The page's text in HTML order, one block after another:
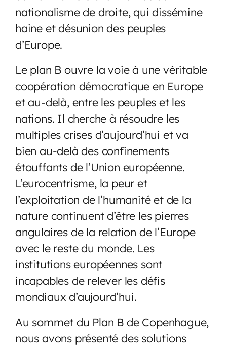
nationalisme de droite, qui dissémine
haine et désunion des peuples
d’Europe.
Le plan B ouvre la voie à une véritable
coopération démocratique en Europe
et au-delà, entre les peuples et les
nations. Il cherche à résoudre les
multiples crises d’aujourd’hui et va
bien au-delà des confinements
étouffants de l’Union européenne.
L’eurocentrisme, la peur et
l’exploitation de l’humanité et de la
nature continuent d’être les pierres
angulaires de la relation de l’Europe
avec le reste du monde. Les
institutions européennes sont
incapables de relever les défis
mondiaux d’aujourd’hui.
Au sommet du Plan B de Copenhague,
nous avons présenté des solutions